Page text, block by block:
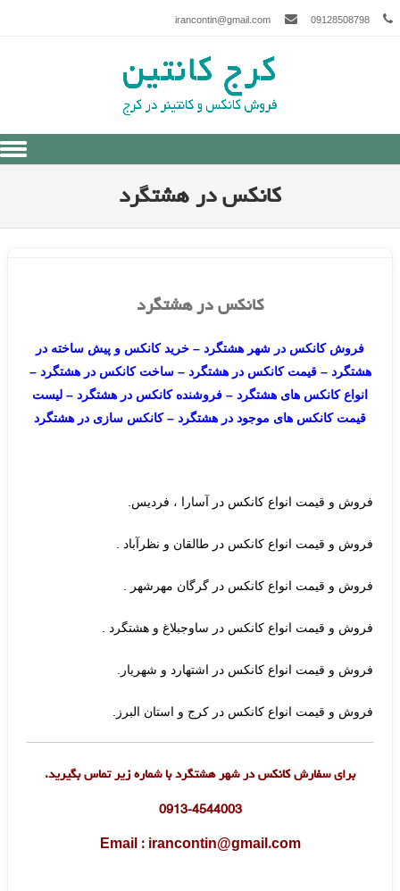
09128508798
irancontin@gmail.com
کانکس در هشتگرد
کانکس در هشتگرد
فروش کانکس در شهر هشتگرد – خرید کانکس و پیش ساخته در
هشتگرد – قیمت کانکس در هشتگرد – ساخت کانکس در هشتگرد –
انواع کانکس های هشتگرد – فروشنده کانکس در هشتگرد – لیست
قیمت کانکس های موجود در هشتگرد – کانکس سازی در هشتگرد
فروش و قیمت انواع کانکس در آسارا ، فردیس.
فروش و قیمت انواع کانکس در طالقان و نظرآباد .
فروش و قیمت انواع کانکس در گرگان مهرشهر .
فروش و قیمت انواع کانکس در ساوجبلاغ و هشتگرد .
فروش و قیمت انواع کانکس در اشتهارد و شهریار.
فروش و قیمت انواع کانکس در کرج و استان البرز.
برای سفارش کانکس در شهر هشتگرد با شماره زیر تماس بگیرید.
0913-4544003
Email : irancontin@gmail.com